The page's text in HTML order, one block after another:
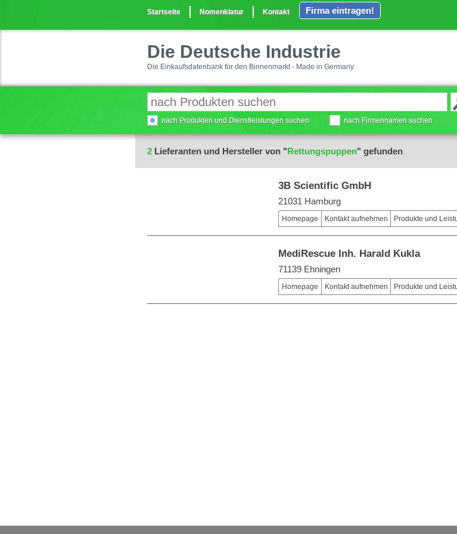
Startseite Nomenklatur Kontakt Firma eintragen!
Die Deutsche Industrie
Die Einkaufsdatenbank für den Binnenmarkt - Made in Germany
nach Produkten und Dienstleistungen suchen nach Firmennamen suchen
2 Lieferanten und Hersteller von "Rettungspuppen" gefunden
3B Scientific GmbH
21031 Hamburg
Homepage Kontakt aufnehmen Produkte und
MediRescue Inh. Harald Kukla
71139 Ehningen
Homepage Kontakt aufnehmen Produkte und